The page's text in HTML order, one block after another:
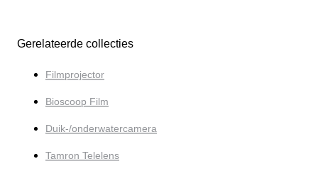
Gerelateerde collecties
Filmprojector
Bioscoop Film
Duik-/onderwatercamera
Tamron Telelens